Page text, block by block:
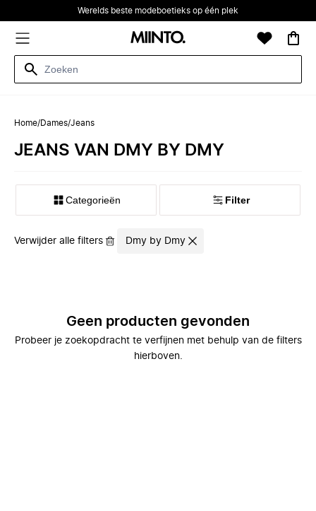
Werelds beste modeboetieks op één plek
Home/Dames/Jeans
JEANS VAN DMY BY DMY
Categorieën Filter
Verwijder alle filters Dmy by Dmy
Geen producten gevonden
Probeer je zoekopdracht te verfijnen met behulp van de filters
hierboven.